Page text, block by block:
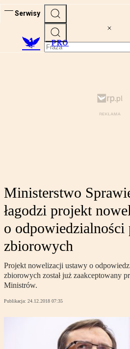
Serwisy
PRO
Ministerstwo
łagodzi projekt
o
zbiorowych
Projekt nowelizacji ustawy o
zbiorowych został już zaakceptowany
Ministrów.
Publikacja: 24.12.2018 07:35